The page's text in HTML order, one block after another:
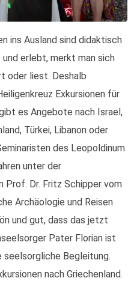
ins Ausland sind didaktisch
erlebt, merkt man sich
oder liest. Deshalb
Exkursionen für
es Angebote nach Israel,
Türkei, Libanon oder
des Leopoldinum
unter der
Prof. Dr. Fritz Schipper vom
Archäologie und Reisen
und gut, dass das jetzt
Pater Florian ist
Begleitung.
nach Griechenland.